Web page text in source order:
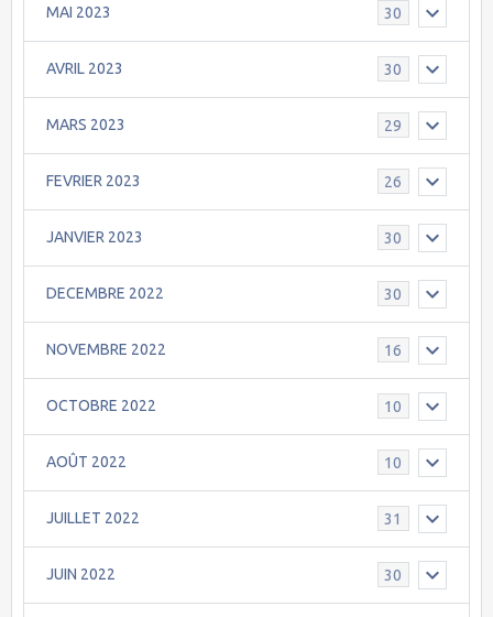
MAI 2023 30
AVRIL 2023 30
MARS 2023 29
FEVRIER 2023 26
JANVIER 2023 30
DECEMBRE 2022 30
NOVEMBRE 2022 16
OCTOBRE 2022 10
AOÛT 2022 10
JUILLET 2022 31
JUIN 2022 30